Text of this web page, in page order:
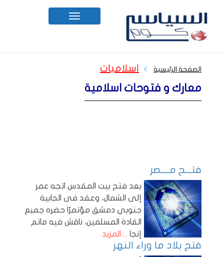
Toggle
navigation
الصفحة الرئيسية اسلاميات
معارك و فتوحات اسلامية
فتـــح مــــصر
بعد فتح بيت المقدس اتجه عمر
إلى الشمال، وعقد فى الجابية
جنوبي دمشق مؤتمرًا حضره جميع
القادة المسلمين، ناقش فيه ماتم
إنجا ... المزيد
فتح بلاد ما وراء النهر